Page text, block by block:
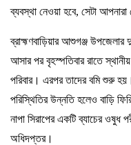
ব্যবস্থা নেওয়া হবে, সেটা
ব্রাহ্মণবাড়িয়ার আশুগঞ্জ
আসার পর বৃহস্পতিবার রাতে
পরিবার। এরপর তাদের বমি শুরু
পরিস্থিতির উন্নতি হলেও বাড়ি
নাপা সিরাপের একটি ব্যাচের ওষুধ
অধিদপ্তর।